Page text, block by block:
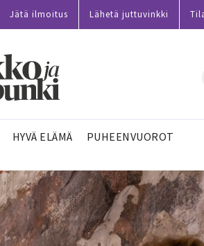
Jätä ilmoitus Lähetä juttuvinkki
HYVÄ ELÄMÄ PUHEENVUOROT